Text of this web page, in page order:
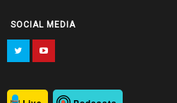
SOCIAL MEDIA